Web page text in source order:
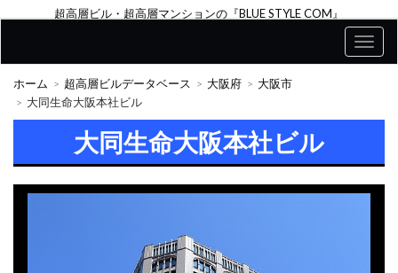
超高層ビル・超高層マンションの『BLUE STYLE COM』
ホーム 超高層ビルデータベース 大阪府
大阪市
大同生命大阪本社ビル
大同生命大阪本社ビル